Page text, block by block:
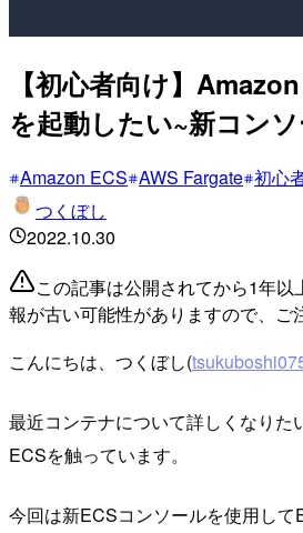
【初心者向け】
を起動したい~新コン
Amazon ECS AWS Fargate 初心
つくぼし
2022.10.30
この記事は公開されてから1年
報が古い可能性がありますので、ご
こんにちは、つくぼし(
最近コンテナについて詳しくなりた
ECSを触っています。
今回は新ECSコンソールを使用し